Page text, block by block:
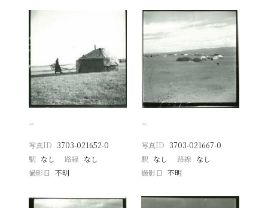
−
写真ID 3703-021652-0
駅 なし 路線 なし
撮影日
不明
−
写真ID 3703-021667-0
駅 なし 路線 なし
撮影日 不明